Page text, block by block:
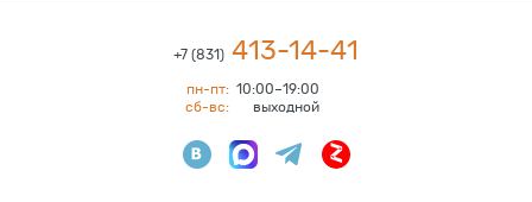
+7 (831) 413-14-41
пн-пт: 10:00–19:00
сб-вс:
выходной